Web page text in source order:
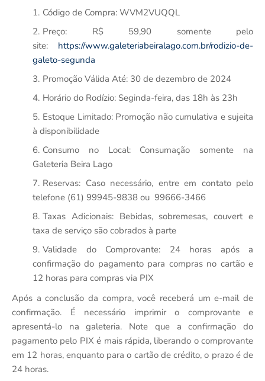
Código de Compra: WVM2VUQQL
Preço: R$ 59,90 somente pelo
site: https://www.galeteriabeiralago.com.br/rodizio-de-
galeto-segunda
Promoção Válida Até: 30 de dezembro de 2024
Horário do Rodízio: Seginda-feira, das 18h às 23h
Estoque Limitado: Promoção não cumulativa e sujeita
à disponibilidade
Consumo no Local: Consumação somente na
Galeteria Beira Lago
Reservas: Caso necessário, entre em contato pelo
telefone (61) 99945-9838 ou 99666-3466
Taxas Adicionais: Bebidas, sobremesas, couvert e
taxa de serviço são cobrados à parte
Validade do Comprovante: 24 horas após a
confirmação do pagamento para compras no cartão e
12 horas para compras via PIX
Após a conclusão da compra, você receberá um e-mail de
confirmação. É necessário imprimir o comprovante e
apresentá-lo na galeteria. Note que a confirmação do
pagamento pelo PIX é mais rápida, liberando o comprovante
em 12 horas, enquanto para o cartão de crédito, o prazo é de
24 horas.